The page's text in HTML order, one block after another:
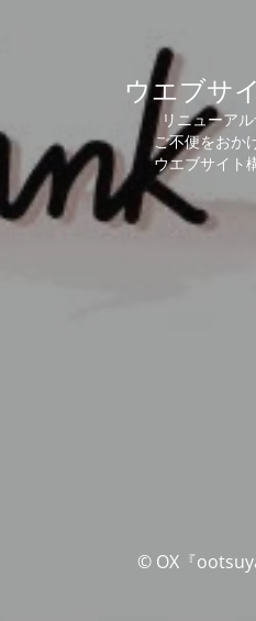
ウエブサ
リニューア
ご不便をおか
ウエブサイト
© OX『